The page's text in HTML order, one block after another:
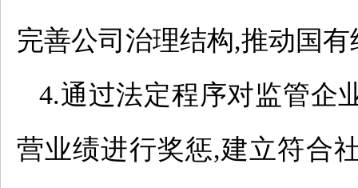
完善公司治理结构,推动国
4.通过法定程序对监管企
营业绩进行奖惩,建立符合